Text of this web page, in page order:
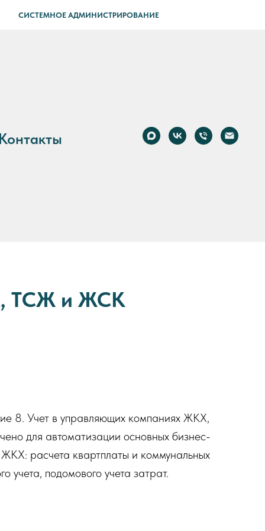
СИСТЕМНОЕ АДМИНИСТРИРОВАНИЕ
ТСЖ и ЖСК
8. Учет в управляющих компаниях ЖКХ,
для автоматизации основных бизнес-
расчета квартплаты и коммунальных
учета, подомового учета затрат.